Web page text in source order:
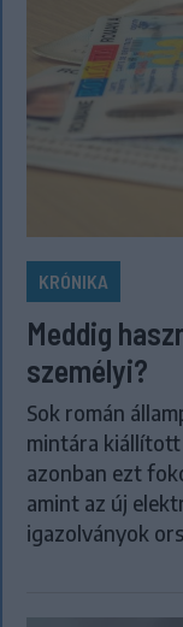
KRÓNIKA
Meddig
személyi?
Sok román
mintára kiállított
azonban ezt
amint az új
igazolványok